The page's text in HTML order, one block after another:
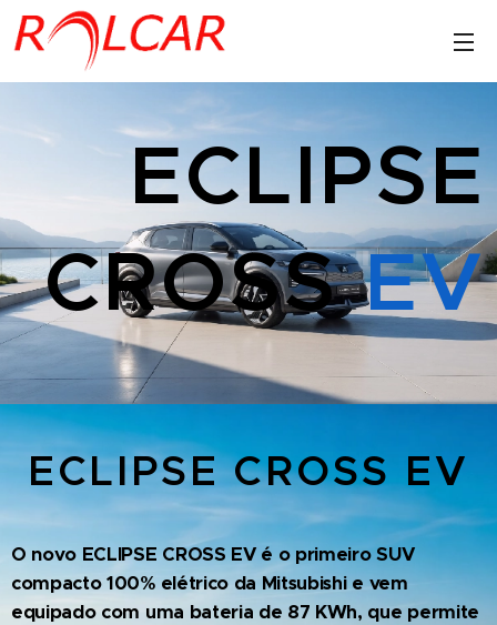
ECLIPSE
CROSSEV
ECLIPSE CROSS EV
O novo ECLIPSE CROSS EV é o primeiro SUV
compacto 100% elétrico da Mitsubishi e vem
equipado com uma bateria de 87 KWh, que permite